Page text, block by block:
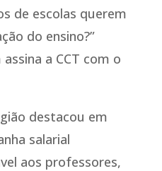
de escolas querem
do ensino?”
a CCT com o
destacou em
salarial
aos professores,